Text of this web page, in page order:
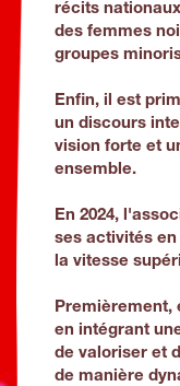
récits
des femmes
groupes
Enfin, il est
un discours
vision forte et
ensemble.
En 2024,
ses activités
la vitesse
Premièrement,
en intégrant
de valoriser et
de manière